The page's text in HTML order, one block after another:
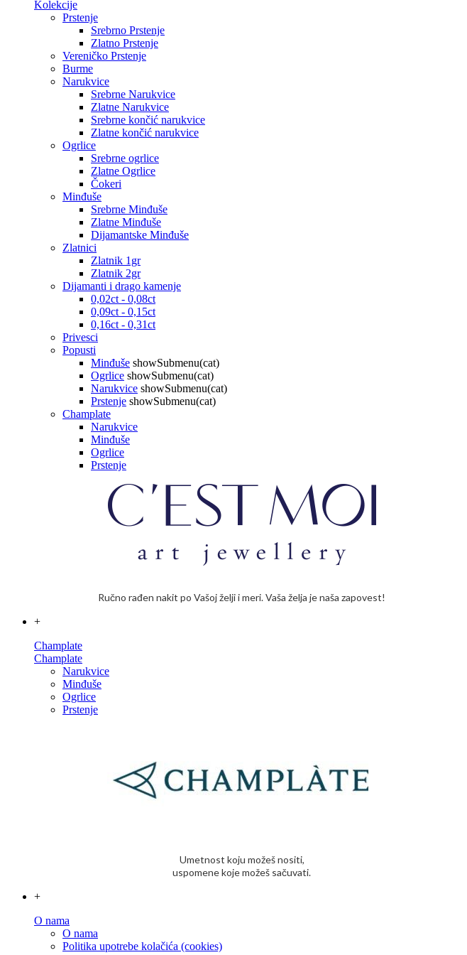
Kolekcije
Prstenje
Srebrno Prstenje
Zlatno Prstenje
Vereničko Prstenje
Burme
Narukvice
Srebrne Narukvice
Zlatne Narukvice
Srebrne končić narukvice
Zlatne končić narukvice
Ogrlice
Srebrne ogrlice
Zlatne Ogrlice
Čokeri
Minđuše
Srebrne Minđuše
Zlatne Minđuše
Dijamantske Minđuše
Zlatnici
Zlatnik 1gr
Zlatnik 2gr
Dijamanti i drago kamenje
0,02ct - 0,08ct
0,09ct - 0,15ct
0,16ct - 0,31ct
Privesci
Popusti
Minđuše showSubmenu(cat)
Ogrlice showSubmenu(cat)
Narukvice showSubmenu(cat)
Prstenje showSubmenu(cat)
Champlate
Narukvice
Minđuše
Ogrlice
Prstenje
Ručno rađen nakit po Vašoj želji i meri. Vaša želja je naša zapovest!
+
Champlate
Champlate
Narukvice
Minđuše
Ogrlice
Prstenje
Umetnost koju možeš nositi,
uspomene koje možeš sačuvati.
+
O nama
O nama
Politika upotrebe kolačića (cookies)